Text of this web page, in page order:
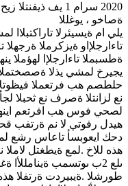
2020 سرام 1 يف
ةصاخو ، يوغللا
يلي ام ةيسيئرلا
تاءارجلإاو ةيزكرملا
ةطسبملا تاءارجلإا لهؤملا
يجيرخ لمشي يذلا
حلطصم هب فرتعملا فيظوتلاو
نع لزانتلا ةصرف نع ثحبلا
لصحي فوس هب افرتعم اينهم
هيدل رفوتي لا نم ةرتفب
دحك ايعوبسأ تاعاس رشع
هذه للاخ .لمع ةيطغتل لاملا
ىلع 2ب ىوتسمب
طورشلا .ةيبيردت ةرتفلا